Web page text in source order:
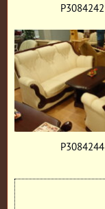
P3084242
P3084244